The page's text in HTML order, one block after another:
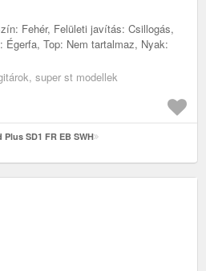
Fehér, Felületi javítás: Csillogás,
Top: Nem tartalmaz, Nyak:
super st modellek
SD1 FR EB SWH